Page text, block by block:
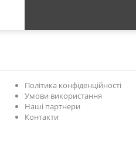
Політика конфіденційності
Умови використання
Наші партнери
Контакти